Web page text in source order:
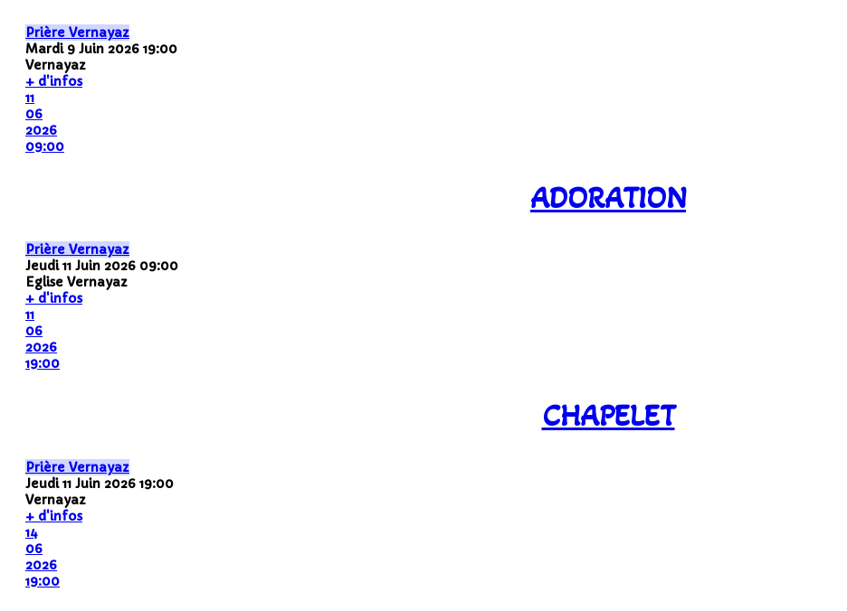
Prière Vernayaz
Mardi 9 Juin 2026 19:00
Vernayaz
+ d'infos
11
06
2026
09:00
ADORATION
Prière Vernayaz
Jeudi 11 Juin 2026 09:00
Eglise Vernayaz
+ d'infos
11
06
2026
19:00
CHAPELET
Prière Vernayaz
Jeudi 11 Juin 2026 19:00
Vernayaz
+ d'infos
14
06
2026
19:00